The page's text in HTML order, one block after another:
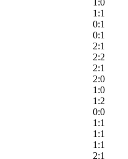
1:0
1:1
0:1
0:1
2:1
2:2
2:1
2:0
1:0
1:2
0:0
1:1
1:1
1:1
2:1